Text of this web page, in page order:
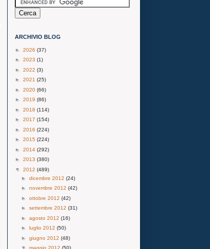
ARCHIVIO BLOG
► 2026 (37)
► 2023 (1)
► 2022 (3)
► 2021 (25)
► 2020 (66)
► 2019 (86)
► 2018 (114)
► 2017 (154)
► 2016 (224)
► 2015 (224)
► 2014 (292)
► 2013 (380)
▼ 2012 (489)
► dicembre 2012 (24)
► novembre 2012 (42)
► ottobre 2012 (42)
► settembre 2012 (31)
► agosto 2012 (16)
► luglio 2012 (50)
► giugno 2012 (48)
▼ maggio 2012 (50)